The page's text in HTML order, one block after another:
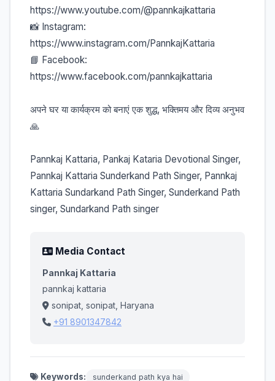
https://www.youtube.com/@pannkajkattaria
📸 Instagram:
https://www.instagram.com/PannkajKattaria
📘 Facebook:
https://www.facebook.com/pannkajkattaria
अपने घर या कार्यक्रम को बनाएं एक शुद्ध, भक्तिमय और दिव्य अनुभव
🙏
Pannkaj Kattaria, Pankaj Kataria Devotional Singer,
Pannkaj Kattaria Sunderkand Path Singer, Pannkaj
Kattaria Sundarkand Path Singer, Sunderkand Path
singer, Sundarkand Path singer
Media Contact
Pannkaj Kattaria
pannkaj kattaria
sonipat, sonipat, Haryana
+91 8901347842
Keywords: sunderkand path kya hai